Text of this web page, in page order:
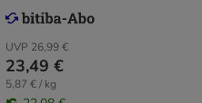
UVP 26,99 €
23,49 €
5,87 € / kg